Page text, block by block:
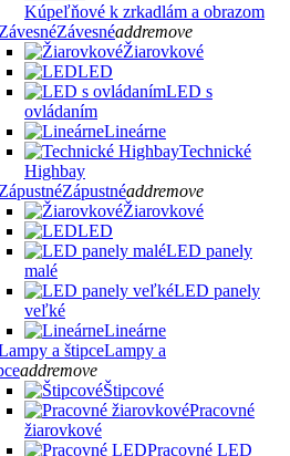
Kúpeľňové k zrkadlám a obrazom
Závesnéaddremove
Žiarovkové
LED
LED s
ovládaním
Lineárne
Technické
Highbay
Zápustnéaddremove
Žiarovkové
LED
LED panely
malé
LED panely
veľké
Lineárne
Lampy a
addremove
Štipcové
Pracovné
žiarovkové
Pracovné LED